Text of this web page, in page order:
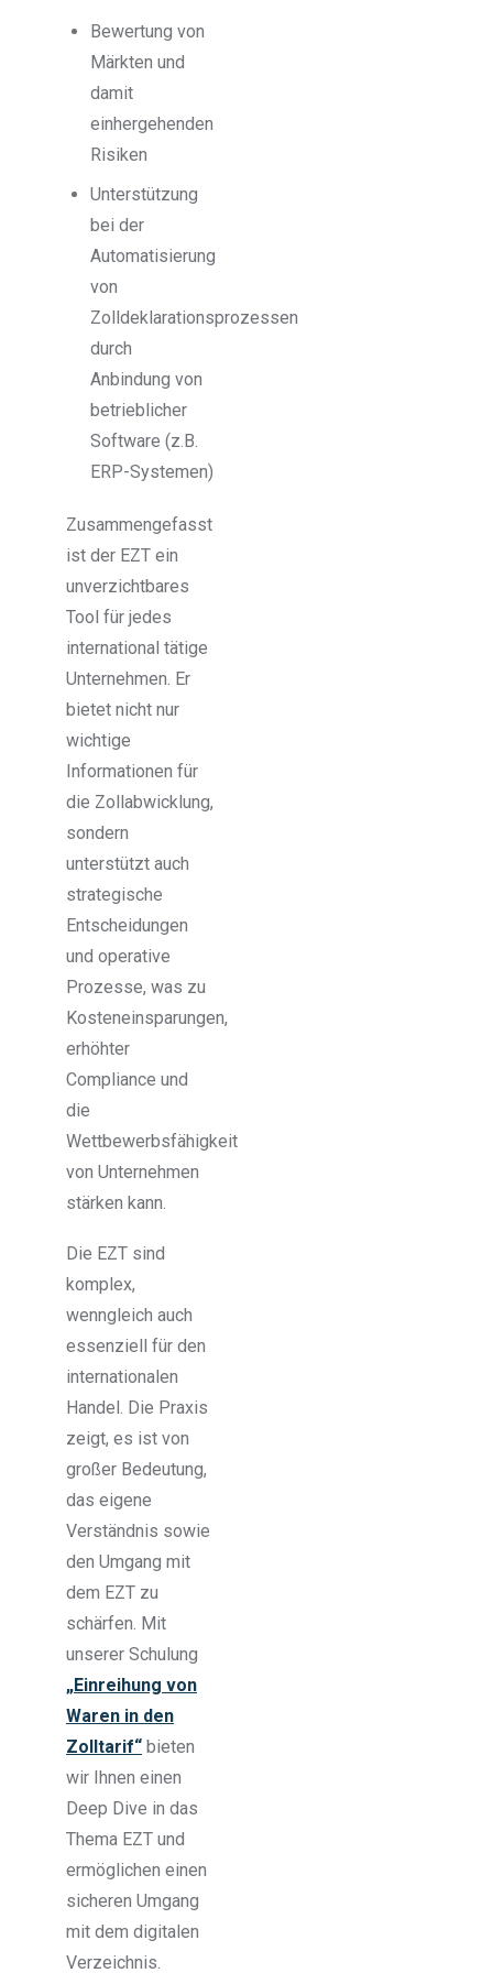
Bewertung von
Märkten und
damit
einhergehenden
Risiken
Unterstützung
bei der
Automatisierung
von
Zolldeklarationsprozessen
durch
Anbindung von
betrieblicher
Software (z.B.
ERP-Systemen)
Zusammengefasst
ist der EZT ein
unverzichtbares
Tool für jedes
international tätige
Unternehmen. Er
bietet nicht nur
wichtige
Informationen für
die Zollabwicklung,
sondern
unterstützt auch
strategische
Entscheidungen
und operative
Prozesse, was zu
Kosteneinsparungen,
erhöhter
Compliance und
die
Wettbewerbsfähigkeit
von Unternehmen
stärken kann.
Die EZT sind
komplex,
wenngleich auch
essenziell für den
internationalen
Handel. Die Praxis
zeigt, es ist von
großer Bedeutung,
das eigene
Verständnis sowie
den Umgang mit
dem EZT zu
schärfen. Mit
unserer Schulung
„Einreihung von
Waren in den
Zolltarif“ bieten
wir Ihnen einen
Deep Dive in das
Thema EZT und
ermöglichen einen
sicheren Umgang
mit dem digitalen
Verzeichnis.